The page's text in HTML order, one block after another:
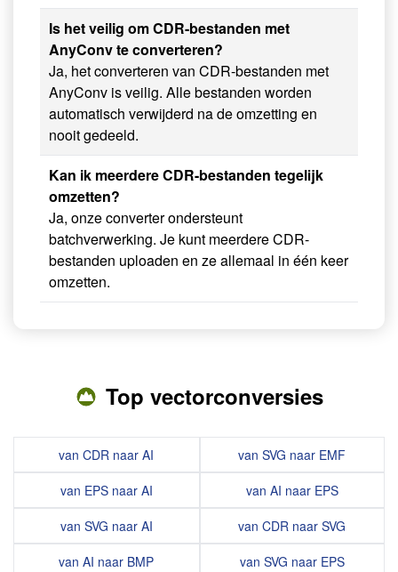
Is het veilig om CDR-bestanden met
AnyConv te converteren?
Ja, het converteren van CDR-bestanden met
AnyConv is veilig. Alle bestanden worden
automatisch verwijderd na de omzetting en
nooit gedeeld.
Kan ik meerdere CDR-bestanden tegelijk
omzetten?
Ja, onze converter ondersteunt
batchverwerking. Je kunt meerdere CDR-
bestanden uploaden en ze allemaal in één keer
omzetten.
Top vectorconversies
van CDR naar AI
van EPS naar AI
van SVG naar AI
van AI naar BMP
van SVG naar EMF
van AI naar EPS
van CDR naar SVG
van SVG naar EPS